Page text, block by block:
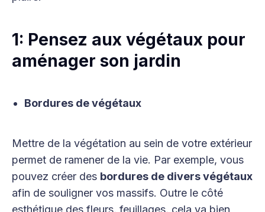
1: Pensez aux végétaux pour
aménager son jardin
Bordures de végétaux
Mettre de la végétation au sein de votre extérieur
permet de ramener de la vie. Par exemple, vous
pouvez créer des bordures de divers végétaux
afin de souligner vos massifs. Outre le côté
esthétique des fleurs, feuillages, cela va bien